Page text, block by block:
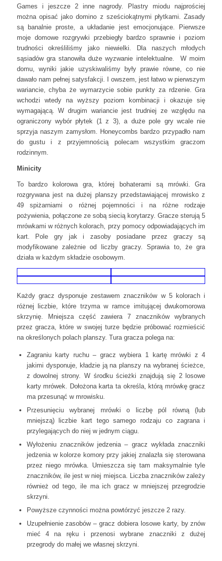
Games i jeszcze 2 inne nagrody. Plastry miodu najprościej
można opisać jako domino z sześciokątnymi płytkami. Zasady
są banalnie proste, a układanie jest emocjonujące. Pierwsze
moje domowe rozgrywki przebiegły bardzo sprawnie i poziom
trudności określiliśmy jako niewielki. Dla naszych młodych
sąsiadów gra stanowiła duże wyzwanie intelektualne. W moim
domu, wyniki jakie uzyskiwaliśmy były prawie równe, co nie
dawało nam pełnej satysfakcji. I owszem, jest łatwo w pierwszym
wariancie, chyba że wymarzycie sobie punkty za rdzenie. Gra
wchodzi wtedy na wyższy poziom kombinacji i okazuje się
wymagającą. W drugim wariancie jest trudniej ze względu na
ograniczony wybór płytek (1 z 3), a duże pole gry wcale nie
sprzyja naszym zamysłom. Honeycombs bardzo przypadło nam
do gustu i z przyjemnością polecam wszystkim graczom
rodzinnym.
Minicity
To bardzo kolorowa gra, której bohaterami są mrówki. Gra
rozgrywana jest na dużej planszy przedstawiającej mrowisko z
49 spiżarniami o różnej pojemności i na różne rodzaje
pożywienia, połączone ze sobą siecią korytarzy. Gracze sterują 5
mrówkami w różnych kolorach, przy pomocy odpowiadających im
kart. Pole gry jak i zasoby posiadane przez graczy są
modyfikowane zależnie od liczby graczy. Sprawia to, że gra
działa w każdym składzie osobowym.
Każdy gracz dysponuje zestawem znaczników w 5 kolorach i
różnej liczbie, które trzyma w ramce imitującej dwukomorowa
skrzynię. Mniejsza część zawiera 7 znaczników wybranych
przez gracza, które w swojej turze będzie próbować rozmieścić
na określonych polach planszy. Tura gracza polega na:
Zagraniu karty ruchu – gracz wybiera 1 kartę mrówki z 4
jakimi dysponuje, kładzie ją na planszy na wybranej ścieżce,
z dowolnej strony. W środku ścieżki znajdują się 2 losowe
karty mrówek. Dołożona karta ta określa, którą mrówkę gracz
ma przesunąć w mrowisku.
Przesunięciu wybranej mrówki o liczbę pól równą (lub
mniejszą) liczbie kart tego samego rodzaju co zagrana i
przylegających do niej w jednym ciągu.
Wyłożeniu znaczników jedzenia – gracz wykłada znaczniki
jedzenia w kolorze komory przy jakiej znalazła się sterowana
przez niego mrówka. Umieszcza się tam maksymalnie tyle
znaczników, ile jest w niej miejsca. Liczba znaczników zależy
również od tego, ile ma ich gracz w mniejszej przegrodzie
skrzyni.
Powyższe czynności można powtórzyć jeszcze 2 razy.
Uzupełnienie zasobów – gracz dobiera losowe karty, by znów
mieć 4 na ręku i przenosi wybrane znaczniki z dużej
przegrody do małej we własnej skrzyni.